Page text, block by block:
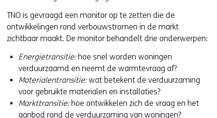
w
v
e
s
t
e
r
)
u
w
v
n
s
t
e
r
TNO is gevraagd een monitor op te zetten die de
ontwikkelingen rond verbouwstromen in de markt
zichtbaar maakt. De monitor behandelt drie onderwerpen:
Energietransitie:hoe snel worden woningen
verduurzaamd en neemt de warmtevraag af?
Materialentransitie:wat betekent de verduurzaming
voor gebruikte materialen en installaties?
Markttransitie:hoe ontwikkelen zich de vraag en het
aanbod rond de verduurzaming van woningen?